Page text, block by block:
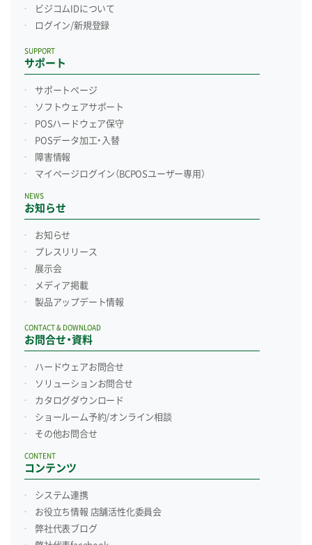
ビジコムIDについて
ログイン/新規登録
サポート
SUPPORT
サポートページ
ソフトウェアサポート
POSハードウェア保守
POSデータ加工・入替
障害情報
マイページログイン （BCPOSユーザー専用）
お知らせ
NEWS
お知らせ
プレスリリース
展示会
メディア掲載
製品アップデート情報
お問合せ・資料
CONTACT & DOWNLOAD
ハードウェアお問合せ
ソリューションお問合せ
カタログダウンロード
ショールーム予約/オンライン相談
その他お問合せ
コンテンツ
CONTENT
システム連携
お役立ち情報 店舗活性化委員会
弊社代表ブログ